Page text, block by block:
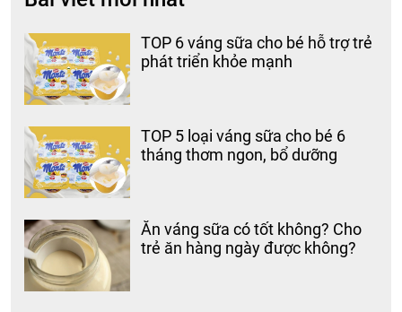
TOP 6 váng sữa cho bé hỗ trợ trẻ
phát triển khỏe mạnh
TOP 5 loại váng sữa cho bé 6
tháng thơm ngon, bổ dưỡng
Ăn váng sữa có tốt không? Cho
trẻ ăn hàng ngày được không?